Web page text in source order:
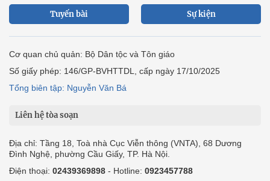
Tuyến bài Sự kiện
Cơ quan chủ quản: Bộ Dân tộc và Tôn giáo
Số giấy phép: 146/GP-BVHTTDL, cấp ngày 17/10/2025
Tổng biên tập: Nguyễn Văn Bá
Liên hệ tòa soạn
Địa chỉ: Tầng 18, Toà nhà Cục Viễn thông (VNTA), 68 Dương
Đình Nghệ, phường Cầu Giấy, TP. Hà Nội.
Điện thoại: 02439369898 - Hotline: 0923457788